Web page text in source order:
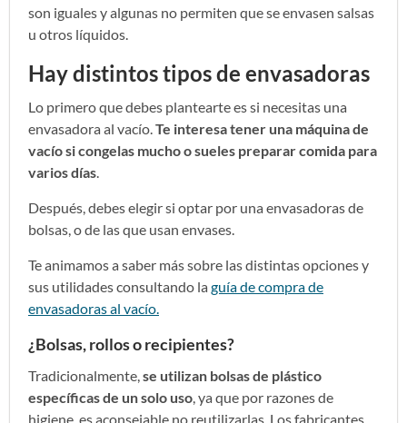
son iguales y algunas no permiten que se envasen salsas
u otros líquidos.
Hay distintos tipos de envasadoras
Lo primero que debes plantearte es si necesitas una
envasadora al vacío. Te interesa tener una máquina de
vacío si congelas mucho o sueles preparar comida para
varios días
Después, debes elegir si optar por una envasadoras de
bolsas, o de las que usan envases.
Te animamos a saber más sobre las distintas opciones y
sus utilidades consultando la guía de compra de
envasadoras al vacío.
¿Bolsas, rollos o recipientes?
Tradicionalmente, se utilizan bolsas de plástico
específicas de un solo uso , ya que por razones de
higiene, es aconsejable no reutilizarlas. Los fabricantes